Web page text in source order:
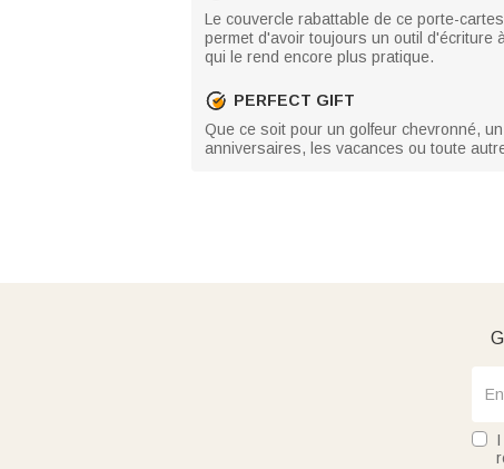
Le couvercle rabattable de ce porte-
permet d'avoir toujours un outil d'écriture
qui le rend encore plus pratique.
PERFECT GIFT
Que ce soit pour un golfeur chevronné,
anniversaires, les vacances ou toute